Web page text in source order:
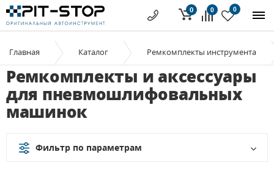
0 0
0
Главная Каталог Ремкомплекты инструмента
Ремкомплекты и аксессуары
для пневмошлифовальных
машинок
Фильтр по параметрам